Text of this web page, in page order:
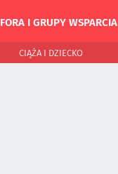
FORA I GRUPY WSPARCIA
CIĄŻA I DZIECKO